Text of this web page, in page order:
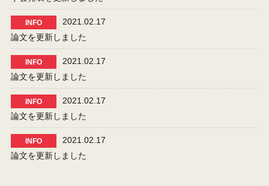
INFO
2021.02.17
論文を更新しました
INFO
2021.02.17
論文を更新しました
INFO
2021.02.17
論文を更新しました
INFO
2021.02.17
論文を更新しました